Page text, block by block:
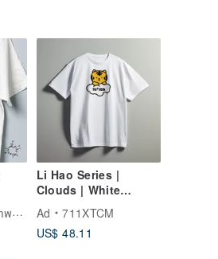
Intheisland ศิลปินภาพตัดแปะ
Li Hao Series |
Clouds | White
Ad
711XTCM
US$ 48.11